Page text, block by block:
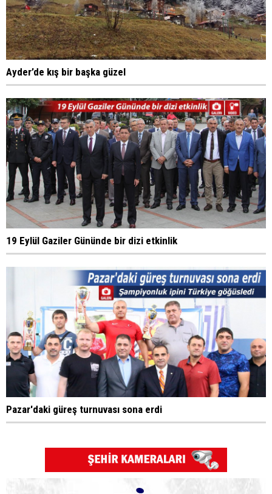
Ayder’de kış bir başka güzel
19 Eylül Gaziler Gününde bir dizi etkinlik
Pazar'daki güreş turnuvası sona erdi